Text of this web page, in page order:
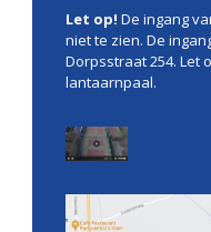
Let op! De ingang
niet te zien. De
Dorpsstraat 254. Let
lantaarnpaal.